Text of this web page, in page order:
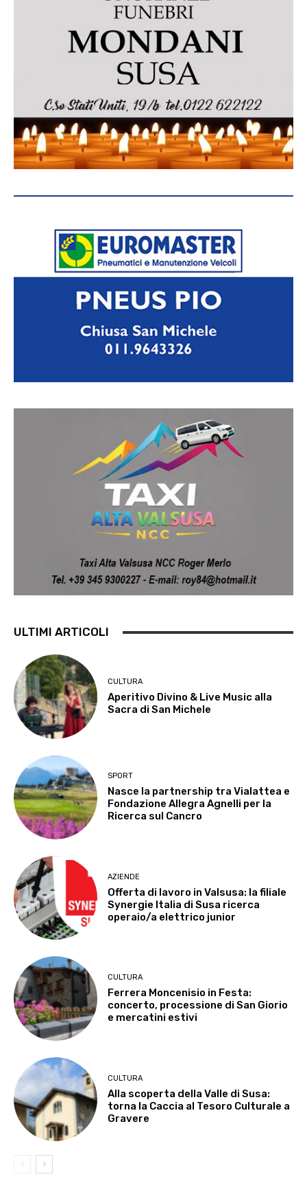
ULTIMI ARTICOLI
CULTURA
Aperitivo Divino & Live Music alla
Sacra di San Michele
SPORT
Nasce la partnership tra Vialattea e
Fondazione Allegra Agnelli per la
Ricerca sul Cancro
AZIENDE
Offerta di lavoro in Valsusa: la filiale
Synergie Italia di Susa ricerca
operaio/a elettrico junior
CULTURA
Ferrera Moncenisio in Festa:
concerto, processione di San Giorio
e mercatini estivi
CULTURA
Alla scoperta della Valle di Susa:
torna la Caccia al Tesoro Culturale a
Gravere